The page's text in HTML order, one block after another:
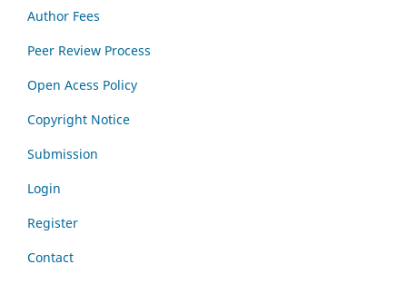
Author Fees
Peer Review Process
Open Acess Policy
Copyright Notice
Submission
Login
Register
Contact